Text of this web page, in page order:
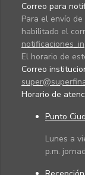
Correo para
Para el envío
habilitado el
El horario de
Correo
Horario de
Punto
Lunes a
p.m.